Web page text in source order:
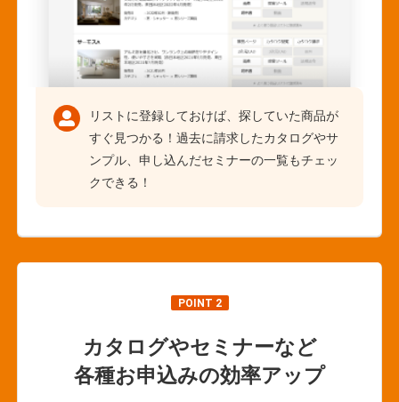
リストに登録しておけば、探していた商品が
すぐ見つかる！過去に請求したカタログやサ
ンプル、申し込んだセミナーの一覧もチェッ
クできる！
POINT 2
カタログやセミナーなど
各種お申込みの効率アップ